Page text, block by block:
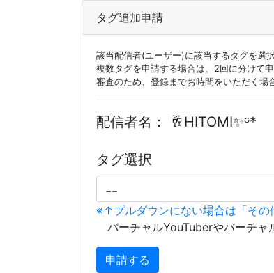
タグ追加申請
該当配信者(ユーザー)に該当するタグを選
複数タグを申請する場合は、2回に分けて申
審査のため、登録までお時間をいただく場
配信者名： 🥂HITOMI✨ᵕ̈*
タグ選択
※↑プルダウンにない場合は「その
バーチャルYouTuberやバーチャ
申請する